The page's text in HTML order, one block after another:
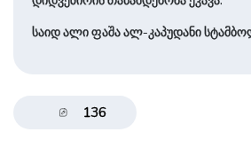
საიდ ალი ფაშა ალ-კაპუდანი
136